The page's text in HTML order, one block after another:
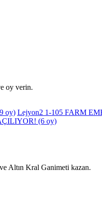
oy verin.
oy) Lejyon2 1-105 FARM
(6 oy)
Altın Kral Ganimeti kazan.